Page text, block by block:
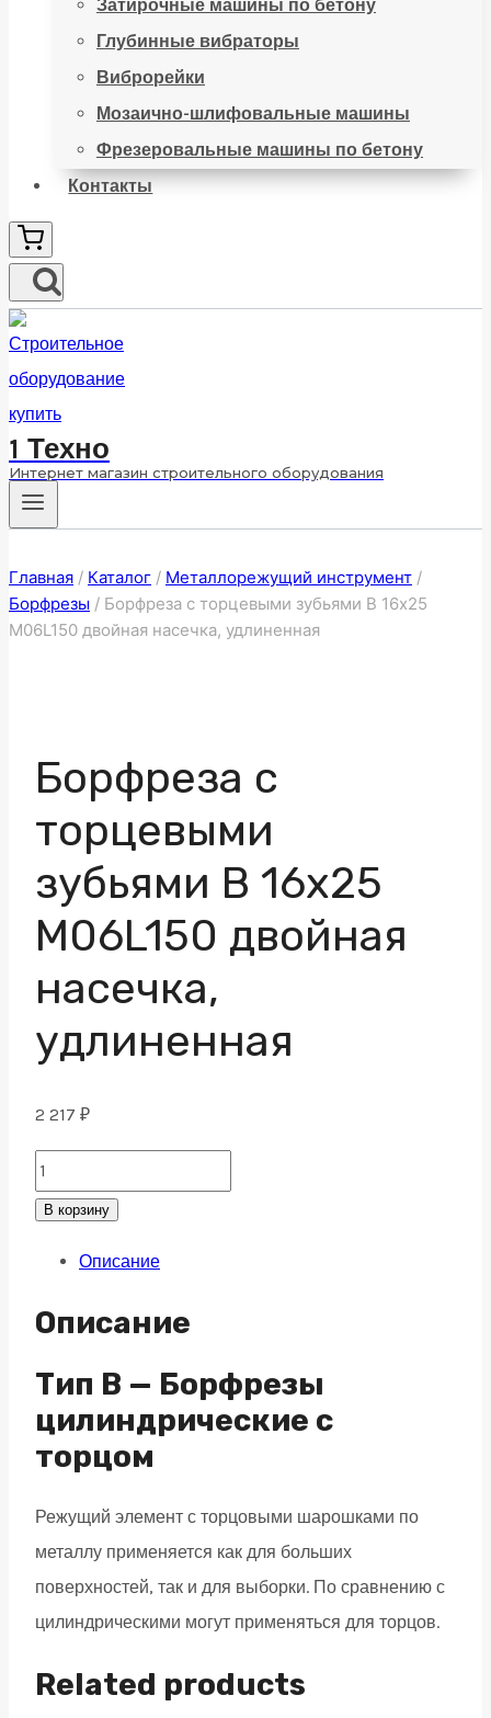
Затирочные машины по бетону
Глубинные вибраторы
Виброрейки
Мозаично-шлифовальные машины
Фрезеровальные машины по бетону
Контакты
1 Техно
Интернет магазин строительного оборудования
Главная / Каталог / Металлорежущий инструмент /
Борфрезы / Борфреза с торцевыми зубьями B 16х25
M06L150 двойная насечка, удлиненная
Борфреза с
торцевыми
зубьями B 16х25
M06L150 двойная
насечка,
удлиненная
2 217 ₽
Борфреза
с
зубьями
M06L150
двойная
насечка,
quantity
В корзину
Описание
Описание
Тип B — Борфрезы
цилиндрические с
торцом
Режущий элемент с торцовыми шарошками по
металлу применяется как для больших
поверхностей, так и для выборки. По сравнению с
цилиндрическими могут применяться для торцов.
Related products